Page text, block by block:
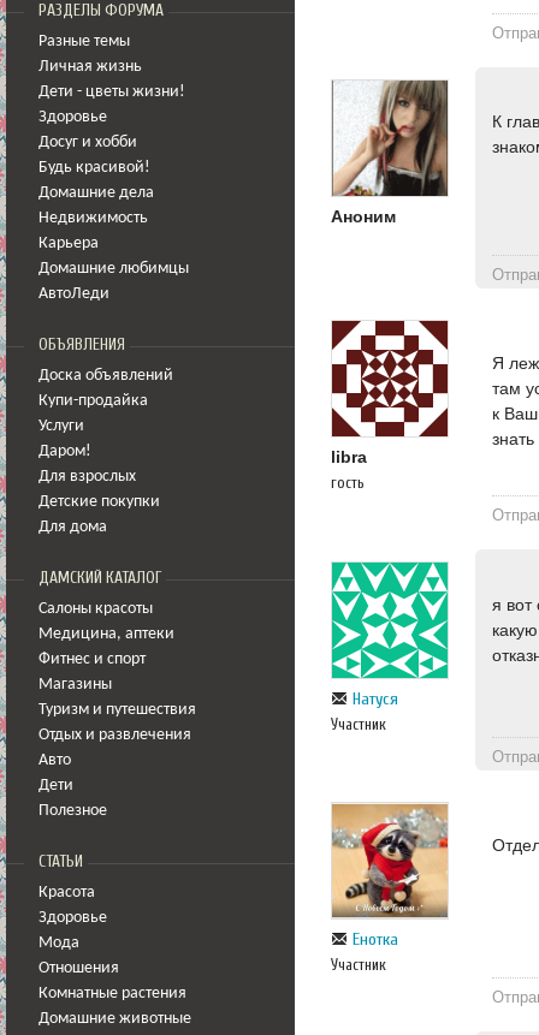
РАЗДЕЛЫ ФОРУМА
Разные темы
Личная жизнь
Дети - цветы жизни!
Здоровье
Досуг и хобби
Будь красивой!
Домашние дела
Недвижимость
Карьера
Домашние любимцы
АвтоЛеди
ОБЪЯВЛЕНИЯ
Доска объявлений
Купи-продайка
Услуги
Даром!
Для взрослых
Детские покупки
Для дома
ДАМСКИЙ КАТАЛОГ
Салоны красоты
Медицина, аптеки
Фитнес и спорт
Магазины
Туризм и путешествия
Отдых и развлечения
Авто
Дети
Полезное
СТАТЬИ
Красота
Здоровье
Мода
Отношения
Комнатные растения
Домашние животные
Аноним
К
libra
гость
Я
там
к
Натуся
Участник
я вот
Енотка
Участник